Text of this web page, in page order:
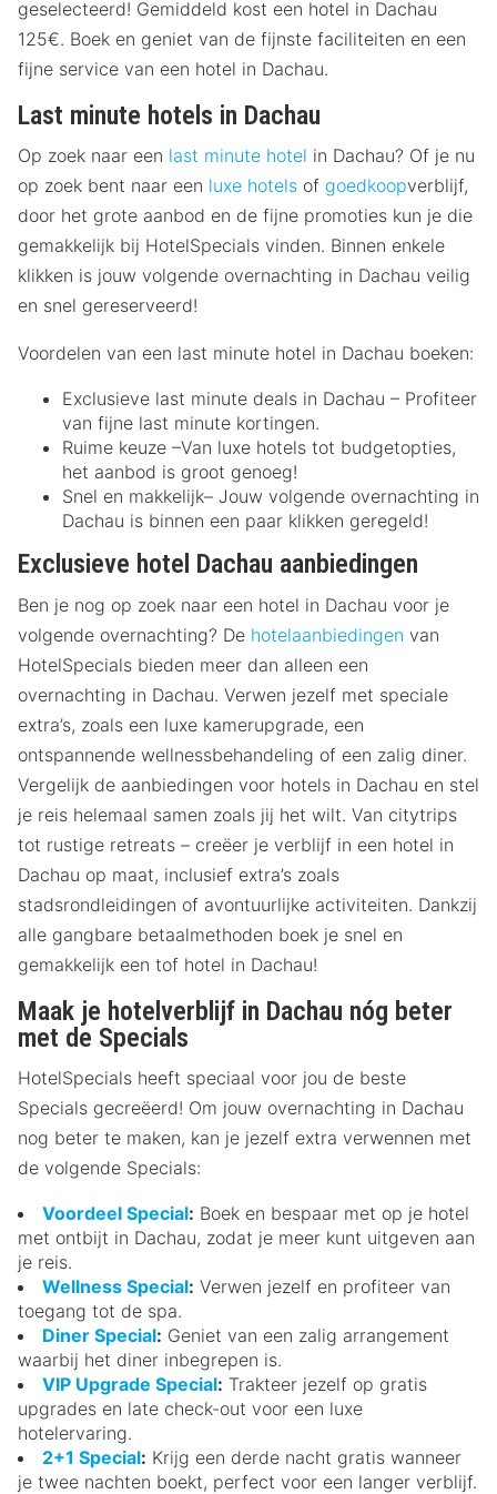
geselecteerd! Gemiddeld kost een hotel in Dachau
125€. Boek en geniet van de fijnste faciliteiten en een
fijne service van een hotel in Dachau.
Last minute hotels in Dachau
Op zoek naar een last minute hotel in Dachau? Of je nu
op zoek bent naar een luxe hotels of goedkoopverblijf,
door het grote aanbod en de fijne promoties kun je die
gemakkelijk bij HotelSpecials vinden. Binnen enkele
klikken is jouw volgende overnachting in Dachau veilig
en snel gereserveerd!
Voordelen van een last minute hotel in Dachau boeken:
Exclusieve last minute deals in Dachau – Profiteer
van fijne last minute kortingen.
Ruime keuze –Van luxe hotels tot budgetopties,
het aanbod is groot genoeg!
Snel en makkelijk– Jouw volgende overnachting in
Dachau is binnen een paar klikken geregeld!
Exclusieve hotel Dachau aanbiedingen
Ben je nog op zoek naar een hotel in Dachau voor je
volgende overnachting? De hotelaanbiedingen van
HotelSpecials bieden meer dan alleen een
overnachting in Dachau. Verwen jezelf met speciale
extra’s, zoals een luxe kamerupgrade, een
ontspannende wellnessbehandeling of een zalig diner.
Vergelijk de aanbiedingen voor hotels in Dachau en stel
je reis helemaal samen zoals jij het wilt. Van citytrips
tot rustige retreats – creëer je verblijf in een hotel in
Dachau op maat, inclusief extra’s zoals
stadsrondleidingen of avontuurlijke activiteiten. Dankzij
alle gangbare betaalmethoden boek je snel en
gemakkelijk een tof hotel in Dachau!
Maak je hotelverblijf in Dachau nóg beter
met de Specials
HotelSpecials heeft speciaal voor jou de beste
Specials gecreëerd! Om jouw overnachting in Dachau
nog beter te maken, kan je jezelf extra verwennen met
de volgende Specials:
Voordeel Special: Boek en bespaar met op je hotel
met ontbijt in Dachau, zodat je meer kunt uitgeven aan
je reis.
Wellness Special: Verwen jezelf en profiteer van
toegang tot de spa.
Diner Special: Geniet van een zalig arrangement
waarbij het diner inbegrepen is.
VIP Upgrade Special: Trakteer jezelf op gratis
upgrades en late check-out voor een luxe
hotelervaring.
2+1 Special: Krijg een derde nacht gratis wanneer
je twee nachten boekt, perfect voor een langer verblijf.